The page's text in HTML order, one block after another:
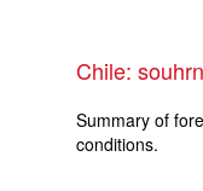
Chile:
Summary of
conditions.